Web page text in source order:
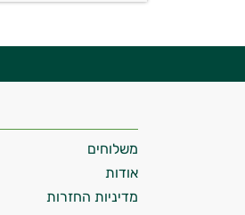
משלוחים
אודות
מדיניות החזרות
התשובות שלי מבוססות על
וספרות מקצועית בתחומי
ותזונת הספורט.